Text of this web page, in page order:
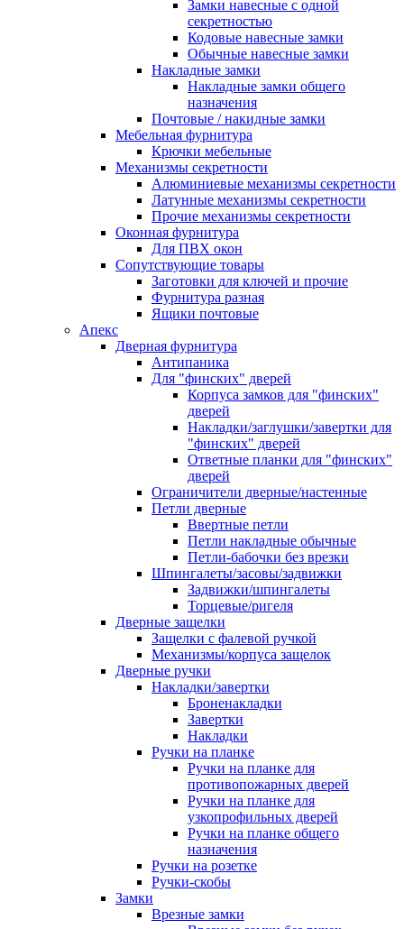
Замки навесные с одной
секретностью
Кодовые навесные замки
Обычные навесные замки
Накладные замки
Накладные замки общего
назначения
Почтовые / накидные замки
Мебельная фурнитура
Крючки мебельные
Механизмы секретности
Алюминиевые механизмы секретности
Латунные механизмы секретности
Прочие механизмы секретности
Оконная фурнитура
Для ПВХ окон
Сопутствующие товары
Заготовки для ключей и прочие
Фурнитура разная
Ящики почтовые
Апекс
Дверная фурнитура
Антипаника
Для "финских" дверей
Корпуса замков для "финских"
дверей
Накладки/заглушки/завертки для
"финских" дверей
Ответные планки для "финских"
дверей
Ограничители дверные/настенные
Петли дверные
Ввертные петли
Петли накладные обычные
Петли-бабочки без врезки
Шпингалеты/засовы/задвижки
Задвижки/шпингалеты
Торцевые/ригеля
Дверные защелки
Защелки с фалевой ручкой
Механизмы/корпуса защелок
Дверные ручки
Накладки/завертки
Броненакладки
Завертки
Накладки
Ручки на планке
Ручки на планке для
противопожарных дверей
Ручки на планке для
узкопрофильных дверей
Ручки на планке общего
назначения
Ручки на розетке
Ручки-скобы
Замки
Врезные замки